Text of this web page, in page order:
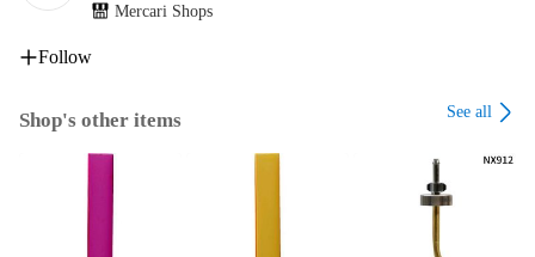
Mercari Shops
Follow
Shop's other items See all